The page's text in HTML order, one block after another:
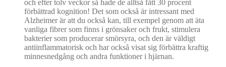
och efter tolv veckor så hade de alltså fått 30 procent
förbättrad kognition! Det som också är intressant med
Alzheimer är att du också kan, till exempel genom att äta
vanliga fibrer som finns i grönsaker och frukt, stimulera
bakterier som producerar smörsyra, och den är väldigt
antiinflammatorisk och har också visat sig förbättra kraftig
minnesnedgång och andra funktioner i hjärnan.